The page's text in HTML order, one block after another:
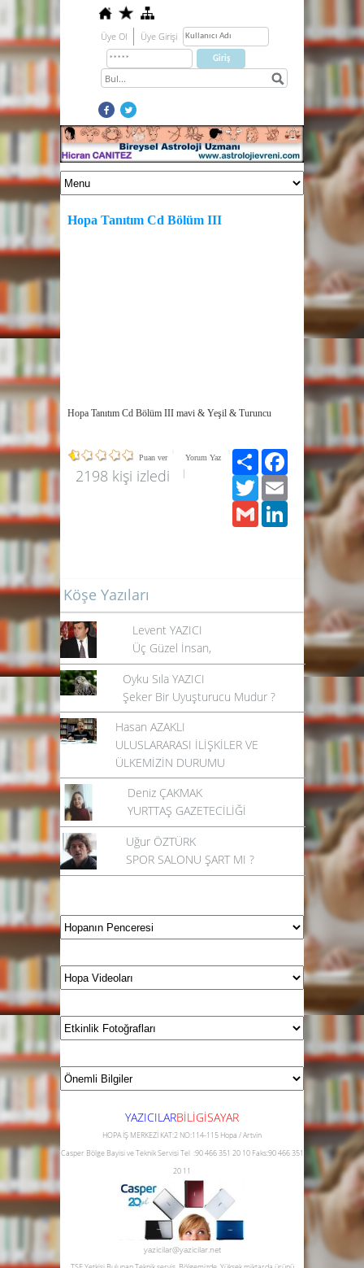
Üye Ol Üye Girişi
Hopa Tanıtım Cd Bölüm III
Hopa Tanıtım Cd Bölüm III mavi & Yeşil & Turuncu
Puan ver Yorum Yaz
2198 kişi izledi
Paylaş Facebook
Twitter Email
Gmail LinkedIn
Köşe Yazıları
Levent YAZICI
Üç Güzel İnsan,
Oyku Sıla YAZICI
Şeker Bir Uyuşturucu Mudur ?
Hasan AZAKLI
ULUSLARARASI İLİŞKİLER VE
ÜLKEMİZİN DURUMU
Deniz ÇAKMAK
YURTTAŞ GAZETECİLİĞİ
Uğur ÖZTÜRK
SPOR SALONU ŞART MI ?
YAZICILARBİLİGİSAYAR
HOPA İŞ MERKEZİ KAT:2 NO:114-115 Hopa / Artvin
Casper Bölge Bayisi ve Teknik ServisiTel :90 466 351 20 10 Faks:90 466 351
20 11
yazicilar@yazicilar.net